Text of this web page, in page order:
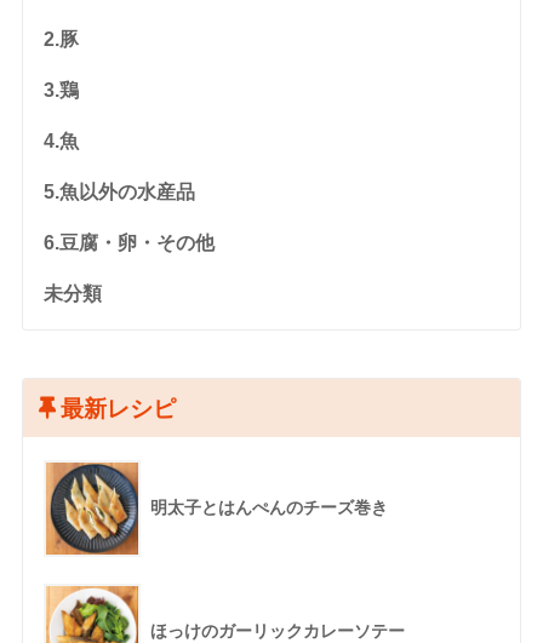
2.豚
3.鶏
4.魚
5.魚以外の水産品
6.豆腐・卵・その他
未分類
最新レシピ
明太子とはんぺんのチーズ巻き
ほっけのガーリックカレーソテー